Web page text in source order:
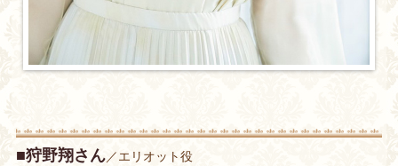
■狩野翔さん／エリオット役